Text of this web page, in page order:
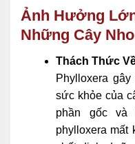
Ảnh Hưởng
Những Cây
Thách Thức
Phylloxera
sức khỏe của
phần gốc
phylloxera mất